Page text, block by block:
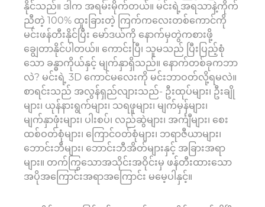
နိုင်သည်။ ဒါက အရမ်းမိုက်တယ်။ မင်းရဲ့အရသာနဲ့ကိုက်
ညီတဲ့ 100% ထူးခြားတဲ့ ကြက်ကလေးတစ်ကောင်ကို
မင်းဖန်တီးနိုင်ပြီး မော်ဒယ်ကို နောက်မှတွဲကစားဖို့
ချွေတာနိုင်ပါတယ်။ ကောင်းပြီ၊ သူမသည် ပြီးပြည့်စုံ
သော ခန္ဓာကိုယ်နှင့် မျက်နှာရှိသည်။ နောက်တစ်ခုကဘာ
လဲ? မင်းရဲ့ 3D ကောင်မလေးကို မင်းဘာဝတ်လို့ရမလဲ။
စာရင်းသည် အလွန်ရှည်လျားသည်- ဦးထုပ်များ၊ ဦးချို
များ၊ ယုန်နားရွက်များ၊ သရဖူများ၊ မျက်မှန်များ၊
မျက်နှာဖုံးများ၊ ပါးစပ်၊ လည်ဆွဲများ၊ အင်္ကျီများ၊ စေး
ထစ်ဝတ်စုံများ၊ ကြောင်ဝတ်စုံများ၊ ဘရာဇီယာများ၊
ဘောင်းဘီများ၊ ဘောင်းဘီအိတ်များနှင့် အခြားအရာ
များ။ တက်ကြွသောအသိုင်းအဝိုင်းမှ ဖန်တီးထားသော
အပိုအကြောင်းအရာအကြောင်း မမေ့ပါနှင့်။